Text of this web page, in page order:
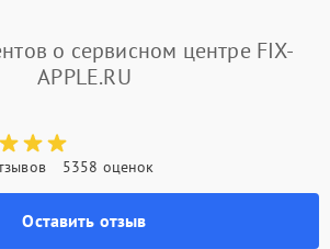
о сервисном центре FIX-
APPLE.RU
5358 оценок
Оставить отзыв